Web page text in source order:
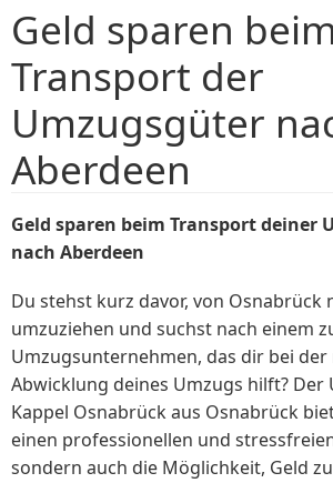
Geld sparen beim
Transport der
Umzugsgüter
Aberdeen
Geld sparen beim Transport deiner
nach Aberdeen
Du stehst kurz davor, von Osnabrück
umzuziehen und suchst nach einem
Umzugsunternehmen, das dir bei
Abwicklung deines Umzugs hilft? Der
Kappel Osnabrück aus Osnabrück
einen professionellen und
sondern auch die Möglichkeit, Geld